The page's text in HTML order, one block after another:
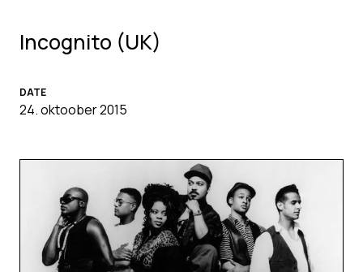
Incognito (UK)
DATE
24. oktoober 2015